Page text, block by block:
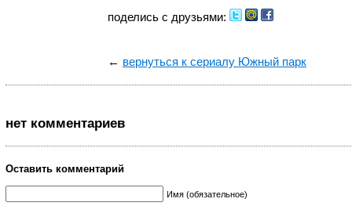
поделись с друзьями:
← вернуться к сериалу Южный парк
нет комментариев
Оставить комментарий
Имя (обязательное)